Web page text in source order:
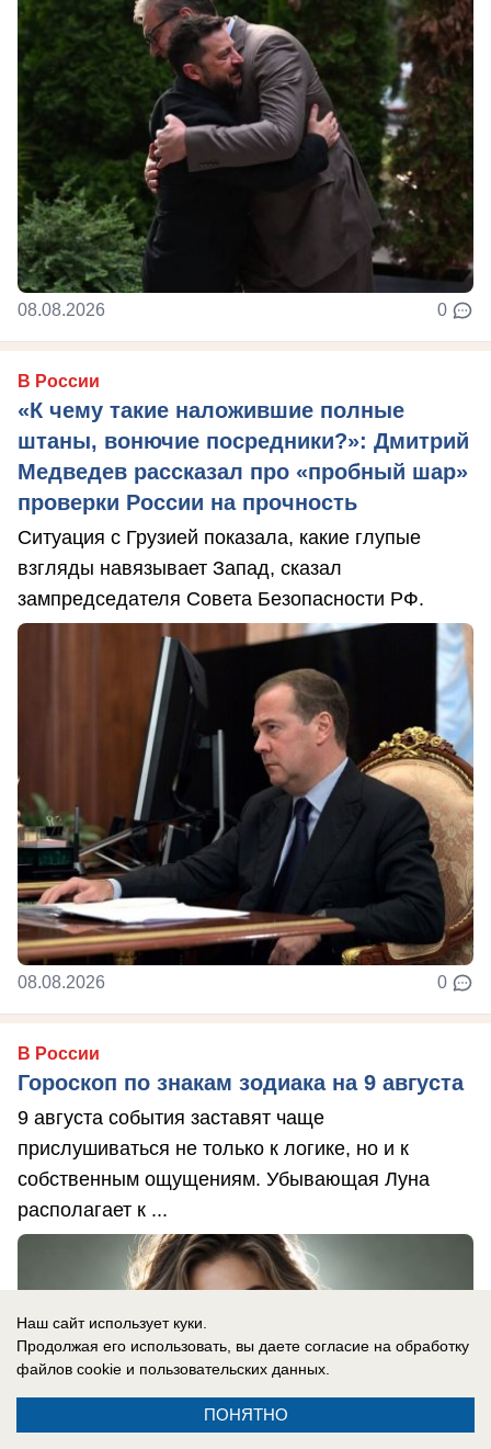
08.08.2026 0
В России
«К чему такие наложившие полные
штаны, вонючие посредники?»: Дмитрий
Медведев рассказал про «пробный шар»
проверки России на прочность
Ситуация с Грузией показала, какие глупые
взгляды навязывает Запад, сказал
зампредседателя Совета Безопасности РФ.
08.08.2026 0
В России
Гороскоп по знакам зодиака на 9 августа
9 августа события заставят чаще
прислушиваться не только к логике, но и к
собственным ощущениям. Убывающая Луна
располагает к ...
Наш сайт использует куки.
Продолжая его использовать, вы даете согласие на обработку
файлов cookie и пользовательских данных.
ПОНЯТНО